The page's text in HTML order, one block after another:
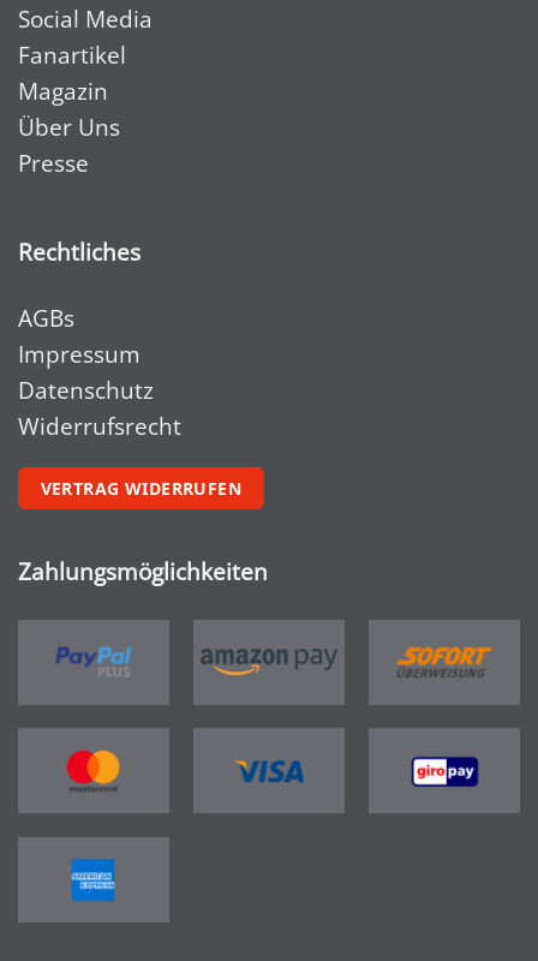
Social Media
Fanartikel
Magazin
Über Uns
Presse
Rechtliches
AGBs
Impressum
Datenschutz
Widerrufsrecht
VERTRAG WIDERRUFEN
Zahlungsmöglichkeiten